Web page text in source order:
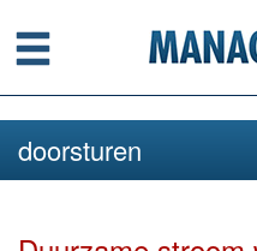
Menu
doorsturen